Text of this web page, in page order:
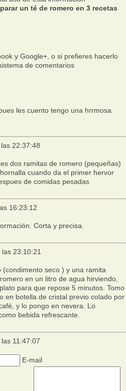
un té de romero en 3 recetas
y Google+, o si prefieres hacerlo
de comentarios
les cuento tengo una hrrmosa
22:37:48
dos ramitas de romero (pequeñas)
cuando da el primer hervor
de comidas pesadas
16:23:12
Corta y precisa.
23:10:21
seco ) y una ramita
en un litro de agua hirviendo,
para que repose 5 minutos. Tomo
en botella de cristal previo colado por
y lo pongo en nevera. Lo
bebida refrescante.
11:47:07
E-mail